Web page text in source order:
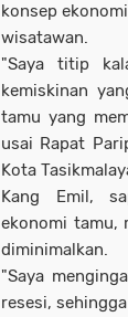
konsep
wisatawan.
"Saya titip
kemiskinan
tamu yang
usai Rapat
Kota
Kang Emil,
ekonomi tamu,
diminimalkan.
"Saya
resesi,